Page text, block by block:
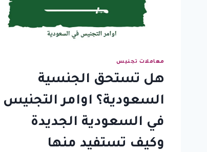
معاملات تجنيس
هل تستحق الجنسية
السعودية؟ اوامر التجنيس
في السعودية الجديدة
وكيف تستفيد منها